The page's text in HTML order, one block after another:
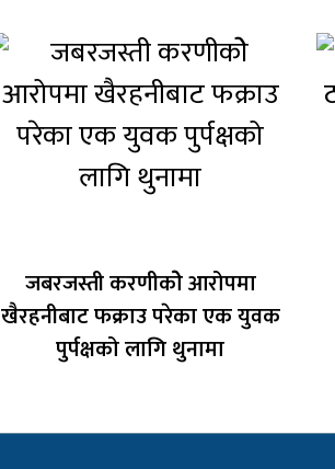
जबरजस्ती करणीकोे आरोपमा
खैरहनीबाट फक्राउ परेका एक युवक
पुर्पक्षको लागि थुनामा